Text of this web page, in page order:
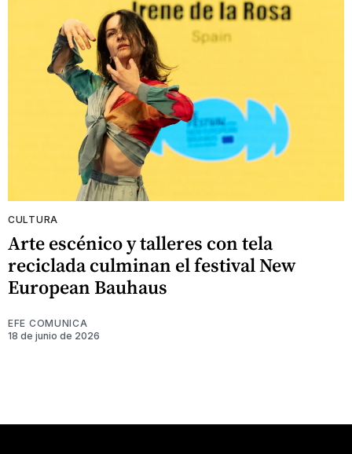
CULTURA
Arte escénico y talleres con tela
reciclada culminan el festival New
European Bauhaus
EFE COMUNICA
18 de junio de 2026